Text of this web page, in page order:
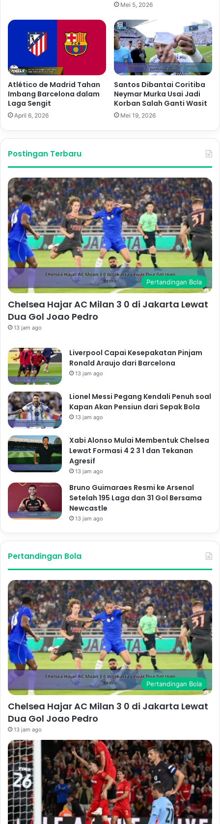
Mei 5, 2026
Atlético de Madrid Tahan
Imbang Barcelona dalam
Laga Sengit
April 6, 2026
Santos Dibantai Coritiba
Neymar Murka Usai Jadi
Korban Salah Ganti Wasit
Mei 19, 2026
Postingan Terbaru
Pertandingan Bola
Chelsea Hajar AC Milan 3 0 di Jakarta Lewat
Dua Gol Joao Pedro
13 jam ago
Liverpool Capai Kesepakatan Pinjam
Ronald Araujo dari Barcelona
13 jam ago
Lionel Messi Pegang Kendali Penuh soal
Kapan Akan Pensiun dari Sepak Bola
13 jam ago
Xabi Alonso Mulai Membentuk Chelsea
Lewat Formasi 4 2 3 1 dan Tekanan
Agresif
13 jam ago
Bruno Guimaraes Resmi ke Arsenal
Setelah 195 Laga dan 31 Gol Bersama
Newcastle
13 jam ago
Pertandingan Bola
Pertandingan Bola
Chelsea Hajar AC Milan 3 0 di Jakarta Lewat
Dua Gol Joao Pedro
13 jam ago